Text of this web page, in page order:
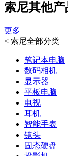
索尼其他产
更多
< 索尼全部分类
笔记本电脑
数码相机
显示器
平板电脑
电视
耳机
智能手表
镜头
固态硬盘